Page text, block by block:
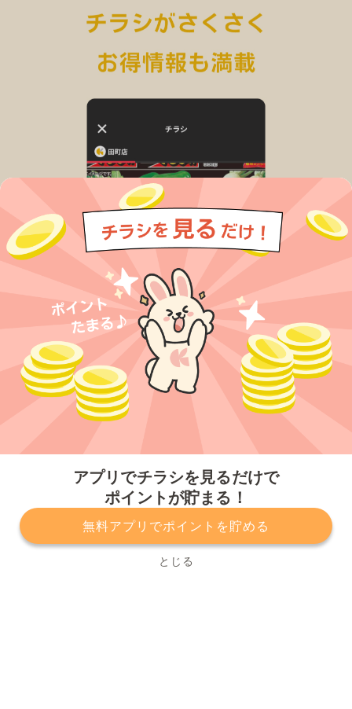
アプリでチラシを見るだけで
ポイントが貯まる！
無料アプリでポイントを貯める
とじる
プライバシーポリシー 利用規約
運営会社
サービスに関してのお問い合わせ